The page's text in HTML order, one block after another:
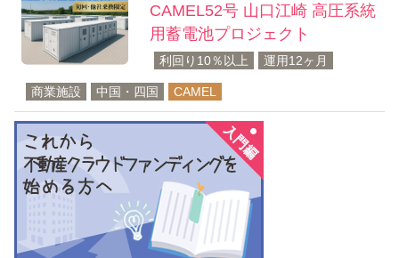
CAMEL52号 山口江崎 高圧系統
用蓄電池プロジェクト
利回り10％以上 運用12ヶ月
商業施設 中国・四国 CAMEL